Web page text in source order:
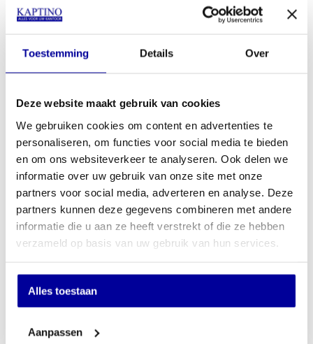
Toestemming Details Over
Deze website maakt gebruik van cookies
We gebruiken cookies om content en advertenties te
personaliseren, om functies voor social media te bieden
en om ons websiteverkeer te analyseren. Ook delen we
informatie over uw gebruik van onze site met onze
partners voor social media, adverteren en analyse. Deze
partners kunnen deze gegevens combineren met andere
informatie die u aan ze heeft verstrekt of die ze hebben
verzameld op basis van uw gebruik van hun services.
Alles toestaan
Aanpassen
Donati D109 mechaniek met automatische gewichtsregeling
In hoogte-, breedte- en diepte verstelbare 3D armleggers met
zachte opdek
Hoofdsteun multi positioneerbaar
Multifunctionele wielen voor harde en zachte vloeren
Aluminium gepolijst onderstel
Garantie en Service:
15 jaar Full Service garantie
50 jaar garantie op Therapod rugkap
€ 50,00 End of Life Circle vergoeding
Download gebruiksaanwijzing
Onafhankelijke rugverstelling 8 graden: